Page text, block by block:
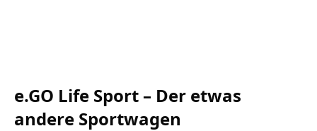
e.GO Life Sport – Der etwas
andere Sportwagen